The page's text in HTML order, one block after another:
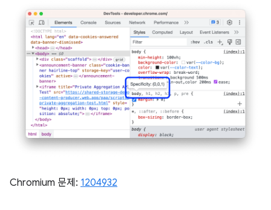
Chromium 문제: 1204932